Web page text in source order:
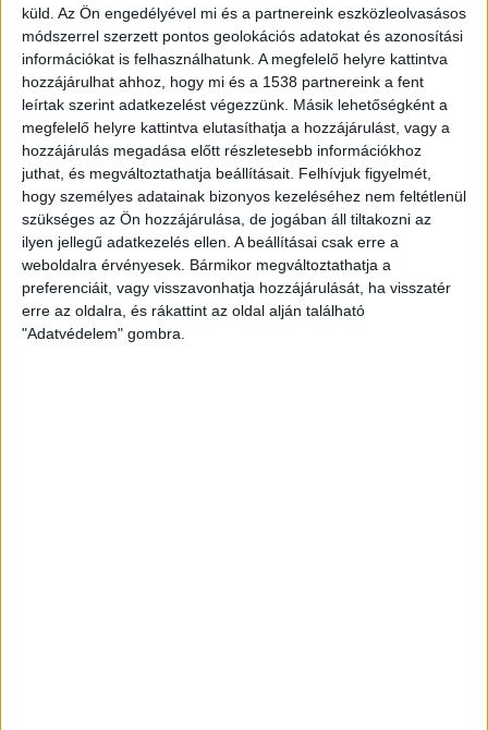
küld. Az Ön engedélyével mi és a partnereink eszközleolvasásos
módszerrel szerzett pontos geolokációs adatokat és azonosítási
információkat is felhasználhatunk. A megfelelő helyre kattintva
hozzájárulhat ahhoz, hogy mi és a 1538 partnereink a fent
leírtak szerint adatkezelést végezzünk. Másik lehetőségként a
megfelelő helyre kattintva elutasíthatja a hozzájárulást, vagy a
hozzájárulás megadása előtt részletesebb információkhoz
juthat, és megváltoztathatja beállításait. Felhívjuk figyelmét,
hogy személyes adatainak bizonyos kezeléséhez nem feltétlenül
szükséges az Ön hozzájárulása, de jogában áll tiltakozni az
ilyen jellegű adatkezelés ellen. A beállításai csak erre a
weboldalra érvényesek. Bármikor megváltoztathatja a
preferenciáit, vagy visszavonhatja hozzájárulását, ha visszatér
erre az oldalra, és rákattint az oldal alján található
"Adatvédelem" gombra.
Kilencmillió alatt indul a legolcsóbb elektromos
Volkswagen